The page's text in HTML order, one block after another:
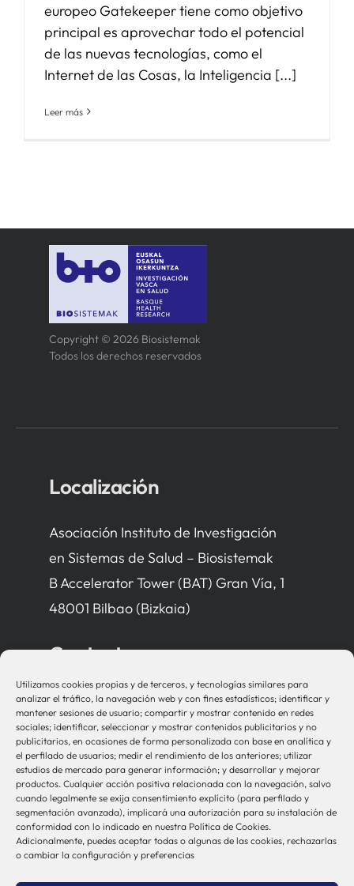
Utilizamos cookies propias y de terceros, y tecnologías similares para
analizar el tráfico, la navegación web y con fines estadísticos; identificar y
mantener sesiones de usuario; compartir y mostrar contenido en redes
sociales; identificar, seleccionar y mostrar contenidos publicitarios y no
publicitarios, en ocasiones de forma personalizada con base en analítica y
el perfilado de usuarios; medir el rendimiento de los anteriores; utilizar
estudios de mercado para generar información; y desarrollar y mejorar
productos. Cualquier acción positiva relacionada con la navegación, salvo
cuando legalmente se exija consentimiento explícito (para perfilado y
segmentación avanzada), implicará una autorización para su instalación de
conformidad con lo indicado en nuestra Política de Cookies.
Adicionalmente, puedes aceptar todas o algunas de las cookies, rechazarlas
o cambiar la configuración y preferencias
europeo Gatekeeper tiene como objetivo
principal es aprovechar todo el potencial
de las nuevas tecnologías, como el
Internet de las Cosas, la Inteligencia [...]
Leer más
Copyright © 2026 Biosistemak
Todos los derechos reservados
Localización
Asociación Instituto de Investigación
en Sistemas de Salud – Biosistemak
B Accelerator Tower (BAT) Gran Vía, 1
48001 Bilbao (Bizkaia)
Contacto
bio-sistemak@bio-sistemak.eus
944 00 77 90
Otros Enlaces
Osakidetza